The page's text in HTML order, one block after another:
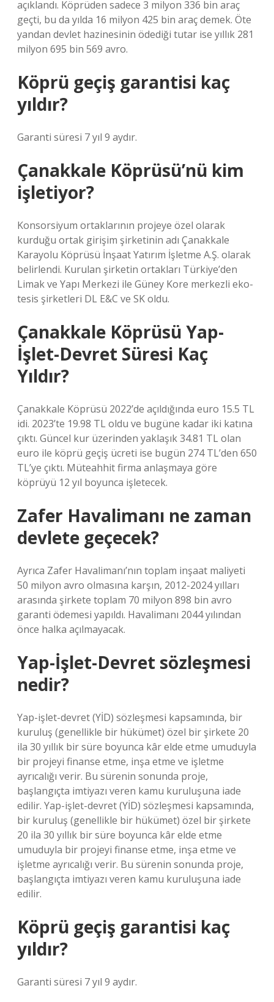
açıklandı. Köprüden sadece 3 milyon 336 bin araç
geçti, bu da yılda 16 milyon 425 bin araç demek. Öte
yandan devlet hazinesinin ödediği tutar ise yıllık 281
milyon 695 bin 569 avro.
Köprü geçiş garantisi kaç
yıldır?
Garanti süresi 7 yıl 9 aydır.
Çanakkale Köprüsü’nü kim
işletiyor?
Konsorsiyum ortaklarının projeye özel olarak
kurduğu ortak girişim şirketinin adı Çanakkale
Karayolu Köprüsü İnşaat Yatırım İşletme A.Ş. olarak
belirlendi. Kurulan şirketin ortakları Türkiye’den
Limak ve Yapı Merkezi ile Güney Kore merkezli eko-
tesis şirketleri DL E&C ve SK oldu.
Çanakkale Köprüsü Yap-
İşlet-Devret Süresi Kaç
Yıldır?
Çanakkale Köprüsü 2022’de açıldığında euro 15.5 TL
idi. 2023’te 19.98 TL oldu ve bugüne kadar iki katına
çıktı. Güncel kur üzerinden yaklaşık 34.81 TL olan
euro ile köprü geçiş ücreti ise bugün 274 TL’den 650
TL’ye çıktı. Müteahhit firma anlaşmaya göre
köprüyü 12 yıl boyunca işletecek.
Zafer Havalimanı ne zaman
devlete geçecek?
Ayrıca Zafer Havalimanı’nın toplam inşaat maliyeti
50 milyon avro olmasına karşın, 2012-2024 yılları
arasında şirkete toplam 70 milyon 898 bin avro
garanti ödemesi yapıldı. Havalimanı 2044 yılından
önce halka açılmayacak.
Yap-İşlet-Devret sözleşmesi
nedir?
Yap-işlet-devret (YİD) sözleşmesi kapsamında, bir
kuruluş (genellikle bir hükümet) özel bir şirkete 20
ila 30 yıllık bir süre boyunca kâr elde etme umuduyla
bir projeyi finanse etme, inşa etme ve işletme
ayrıcalığı verir. Bu sürenin sonunda proje,
başlangıçta imtiyazı veren kamu kuruluşuna iade
edilir. Yap-işlet-devret (YİD) sözleşmesi kapsamında,
bir kuruluş (genellikle bir hükümet) özel bir şirkete
20 ila 30 yıllık bir süre boyunca kâr elde etme
umuduyla bir projeyi finanse etme, inşa etme ve
işletme ayrıcalığı verir. Bu sürenin sonunda proje,
başlangıçta imtiyazı veren kamu kuruluşuna iade
edilir.
Köprü geçiş garantisi kaç
yıldır?
Garanti süresi 7 yıl 9 aydır.